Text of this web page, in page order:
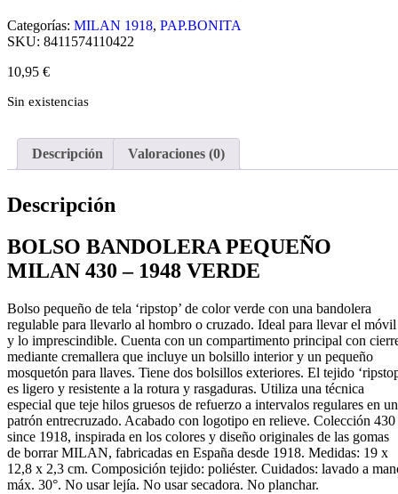
Categorías: MILAN 1918, PAP.BONITA
SKU: 8411574110422
10,95 €
Sin existencias
Descripción Valoraciones (0)
Descripción
BOLSO BANDOLERA PEQUEÑO
MILAN 430 – 1948 VERDE
Bolso pequeño de tela ‘ripstop’ de color verde con una bandolera
regulable para llevarlo al hombro o cruzado. Ideal para llevar el móvil
y lo imprescindible. Cuenta con un compartimento principal con
mediante cremallera que incluye un bolsillo interior y un pequeño
mosquetón para llaves. Tiene dos bolsillos exteriores. El tejido
es ligero y resistente a la rotura y rasgaduras. Utiliza una técnica
especial que teje hilos gruesos de refuerzo a intervalos regulares en un
patrón entrecruzado. Acabado con logotipo en relieve. Colección 430
since 1918, inspirada en los colores y diseño originales de las gomas
de borrar MILAN, fabricadas en España desde 1918. Medidas: 19 x
12,8 x 2,3 cm. Composición tejido: poliéster. Cuidados: lavado a
máx. 30°. No usar lejía. No usar secadora. No planchar.